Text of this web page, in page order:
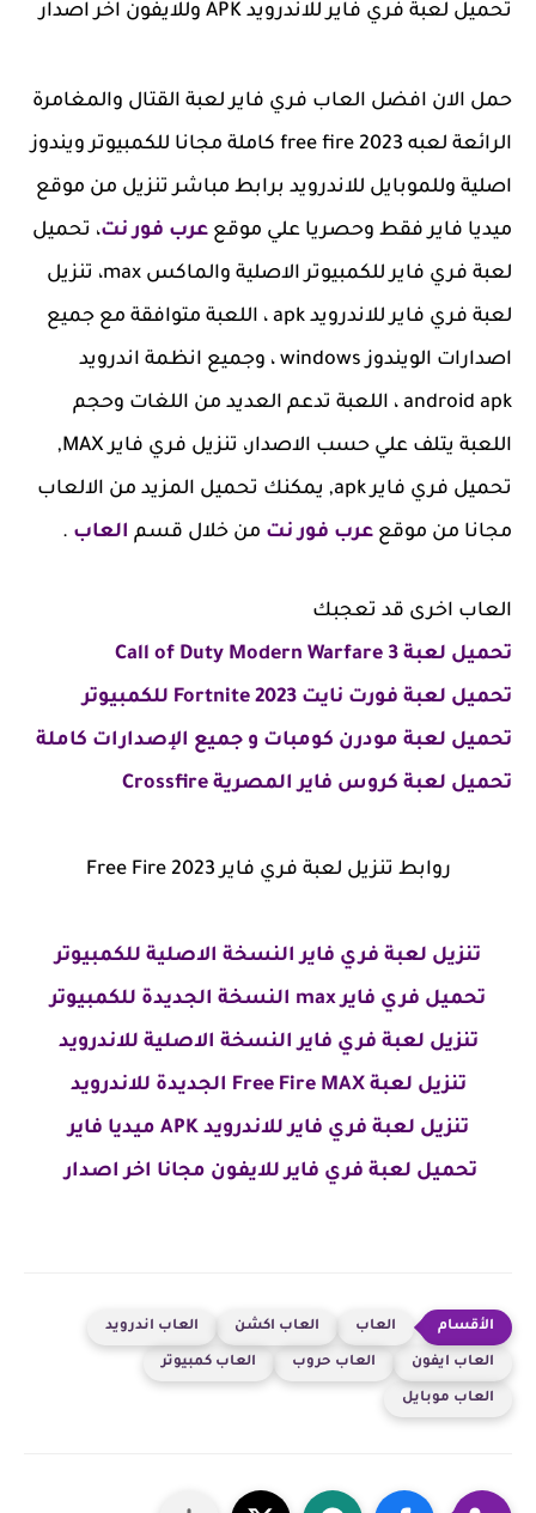
تحميل لعبة فري فاير للاندرويد APK وللايفون اخر اصدار
حمل الان افضل العاب فري فاير لعبة القتال والمغامرة
الرائعة لعبه free fire 2023 كاملة مجانا للكمبيوتر ويندوز
اصلية وللموبايل للاندرويد برابط مباشر تنزيل من موقع
ميديا فاير فقط وحصريا علي موقع عرب فور نت، تحميل
لعبة فري فاير للكمبيوتر الاصلية والماكس max، تنزيل
لعبة فري فاير للاندرويد apk ، اللعبة متوافقة مع جميع
اصدارات الويندوز windows ، وجميع انظمة اندرويد
android apk ، اللعبة تدعم العديد من اللغات وحجم
اللعبة يتلف علي حسب الاصدار، تنزيل فري فاير MAX,
تحميل فري فاير apk, يمكنك تحميل المزيد من الالعاب
مجانا من موقع عرب فور نت من خلال قسم العاب .
العاب اخرى قد تعجبك
تحميل لعبة Call of Duty Modern Warfare 3
تحميل لعبة فورت نايت 2023 Fortnite للكمبيوتر
تحميل لعبة مودرن كومبات و جميع الإصدارات كاملة
تحميل لعبة كروس فاير المصرية Crossfire
روابط تنزيل لعبة فري فاير 2023 Free Fire
تنزيل لعبة فري فاير النسخة الاصلية للكمبيوتر
تحميل فري فاير max
النسخة الجديدة للكمبيوتر
تنزيل لعبة فري فاير النسخة الاصلية للاندرويد
تنزيل لعبةFree Fire MAX الجديدة للاندرويد
تنزيل لعبة فري فاير للاندرويد APK ميديا فاير
تحميل لعبة فري فاير للايفون مجانا اخر اصدار
العاب العاب اكشن العاب اندرويد
العاب ايفون العاب حروب العاب كمبيوتر
العاب موبايل